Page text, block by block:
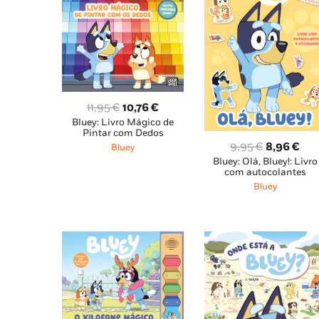
11,95€ O
preço
original
10,76€
preço
atual
Bluey: Livro Mágico de
Pintar com Dedos
Bluey 9,95€ O
preço
original
8,96€
Bluey: Olá, Bluey!: Livro
com autocolantes
Bluey